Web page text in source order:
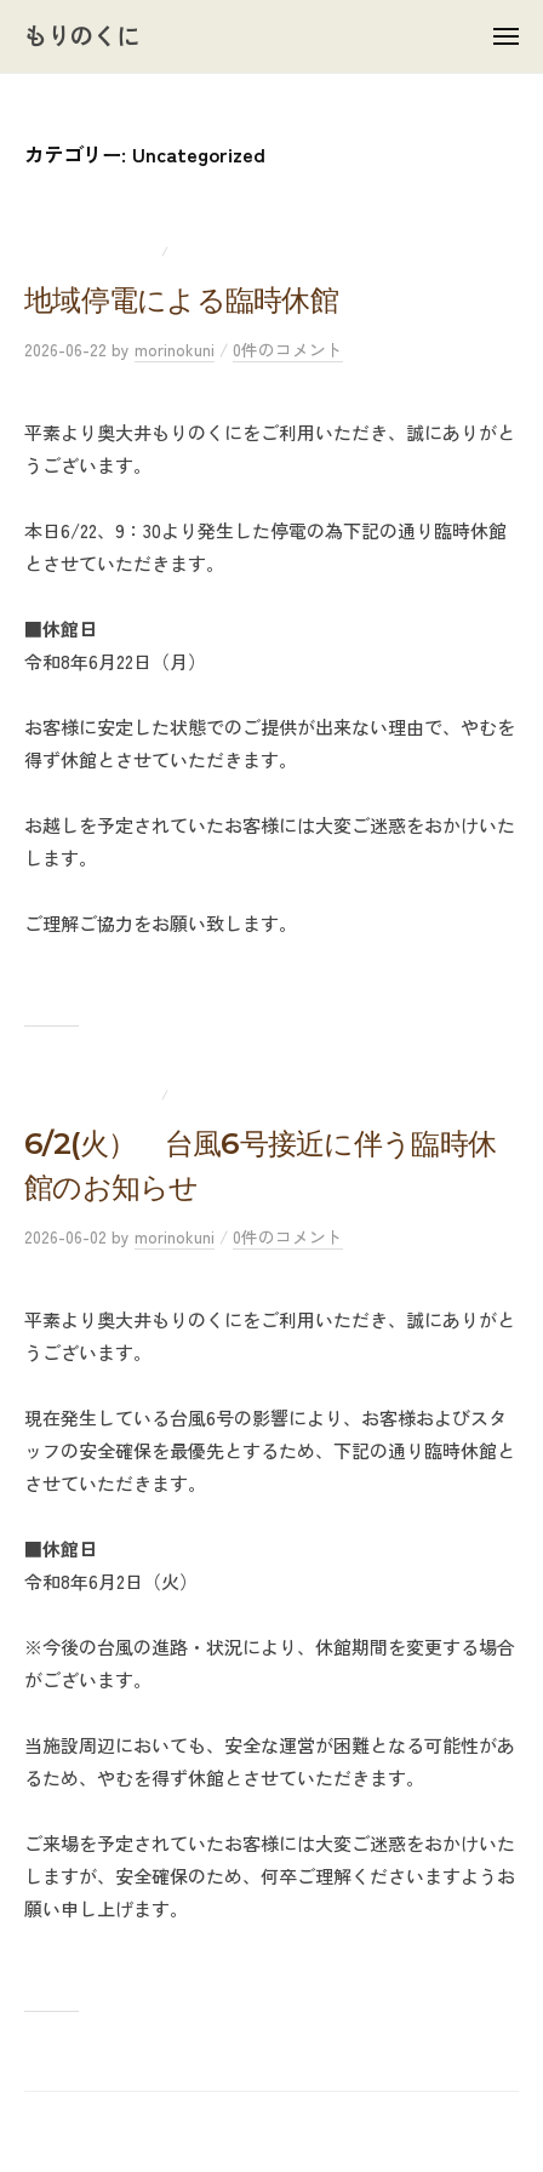
テ
もりのくに メ
ュ
カテゴリー: Uncategorized
/
地域停電による臨時休館
2026-06-22 by morinokuni / 0件のコメント
平素より奥大井もりのくにをご利用いただき、誠にありがと
うございます。
本日6/22、9：30より発生した停電の為下記の通り臨時休館
とさせていただきます。
■休館日
令和8年6月22日（月）
お客様に安定した状態でのご提供が出来ない理由で、やむを
得ず休館とさせていただきます。
お越しを予定されていたお客様には大変ご迷惑をおかけいた
します。
ご理解ご協力をお願い致します。
/
6/2(火） 台風6号接近に伴う臨時休
館のお知らせ
2026-06-02 by morinokuni / 0件のコメント
平素より奥大井もりのくにをご利用いただき、誠にありがと
うございます。
現在発生している台風6号の影響により、お客様およびスタ
ッフの安全確保を最優先とするため、下記の通り臨時休館と
させていただきます。
■休館日
令和8年6月2日（火）
※今後の台風の進路・状況により、休館期間を変更する場合
がございます。
当施設周辺においても、安全な運営が困難となる可能性があ
るため、やむを得ず休館とさせていただきます。
ご来場を予定されていたお客様には大変ご迷惑をおかけいた
しますが、安全確保のため、何卒ご理解くださいますようお
願い申し上げます。
ー